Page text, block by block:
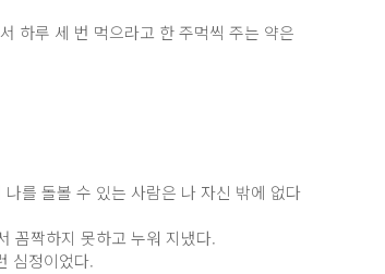
하루 세 번 먹으라고 한 주먹씩 주는 약은
를 돌볼 수 있는 사람은 나 자신 밖에 없다
꼼짝하지 못하고 누워 지냈다.
심정이었다.